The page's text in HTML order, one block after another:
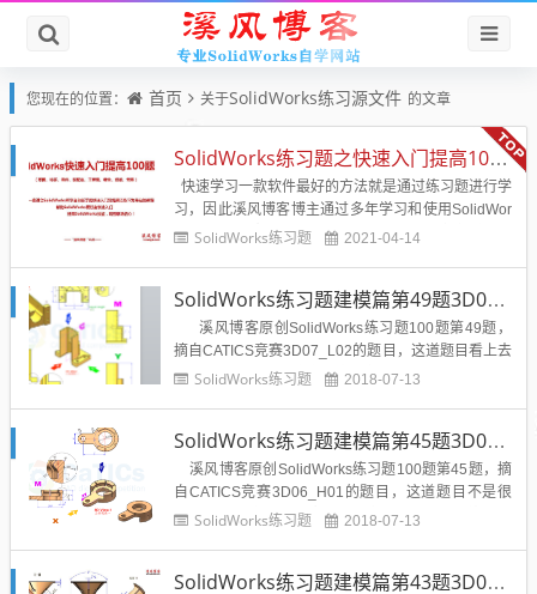
您现在的位置： 首页 关于SolidWorks练习源文件 的文章
SolidWorks练习题之快速入门提高100题（视频+答案源文件）
快速学习一款软件最好的方法就是通过练习题进行学
习，因此溪风博客博主通过多年学习和使用SolidWor
ks的经验将陆续推出《SolidWorks快速入门提高100
SolidWorks练习题 2021-04-14
SolidWorks练习题建模篇第49题3D07_L02带答案视频
溪风博客原创SolidWorks练习题100题第49题，
摘自CATICS竞赛3D07_L02的题目，这道题目看上去
不是很难，但是要注意其中的每一个尺寸，尤其是圆
技能的机...
SolidWorks练习题 2018-07-13
SolidWorks练习题建模篇第45题3D06_H01带答案视频
溪风博客原创SolidWorks练习题100题第45题，摘
自CATICS竞赛3D06_H01的题目，这道题目不是很
难，阵列、拉伸、切除，等等命令少不了，训练大家
题目简介：几何：对称...
SolidWorks练习题 2018-07-13
SolidWorks练习题建模篇第43题3D05_L05_B带答案视频